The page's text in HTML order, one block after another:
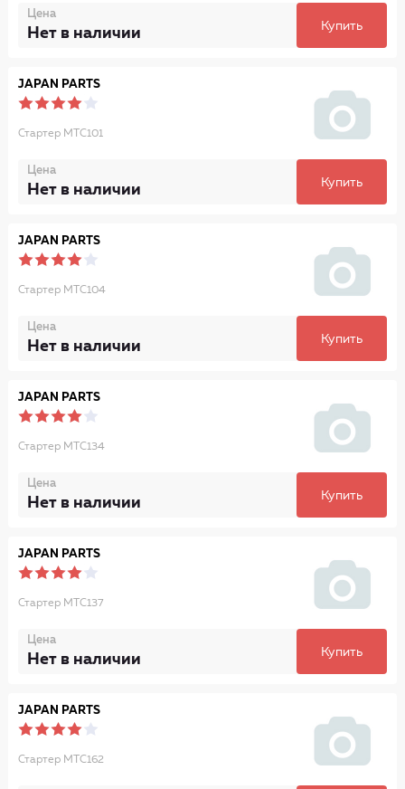
Цена
Нет в наличии Купить
JAPAN PARTS
Стартер MTC101
Цена
Нет в наличии Купить
JAPAN PARTS
Стартер MTC104
Цена
Нет в наличии Купить
JAPAN PARTS
Стартер MTC134
Цена
Нет в наличии Купить
JAPAN PARTS
Стартер MTC137
Цена
Нет в наличии Купить
JAPAN PARTS
Стартер MTC162